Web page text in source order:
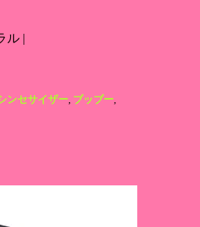
ル |
ンセサイザー, ブッブー,